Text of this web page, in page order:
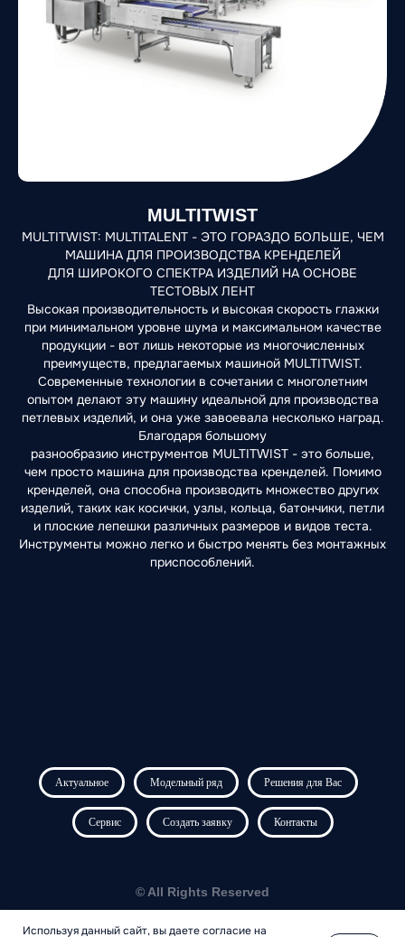
Используя данный сайт, вы даете согласие на
MULTITWIST
MULTITWIST: MULTITALENT - ЭТО ГОРАЗДО БОЛЬШЕ, ЧЕМ
МАШИНА ДЛЯ ПРОИЗВОДСТВА КРЕНДЕЛЕЙ
ДЛЯ ШИРОКОГО СПЕКТРА ИЗДЕЛИЙ НА ОСНОВЕ
ТЕСТОВЫХ ЛЕНТ
Высокая производительность и высокая скорость глажки
при минимальном уровне шума и максимальном качестве
продукции - вот лишь некоторые из многочисленных
преимуществ, предлагаемых машиной MULTITWIST.
Современные технологии в сочетании с многолетним
опытом делают эту машину идеальной для производства
петлевых изделий, и она уже завоевала несколько наград.
Благодаря большому
разнообразию инструментов MULTITWIST - это больше,
чем просто машина для производства кренделей. Помимо
кренделей, она способна производить множество других
изделий, таких как косички, узлы, кольца, батончики, петли
и плоские лепешки различных размеров и видов теста.
Инструменты можно легко и быстро менять без монтажных
приспособлений.
Актуальное Модельный ряд Решения для Вас
Сервис Создать заявку Контакты
© All Rights Reserved